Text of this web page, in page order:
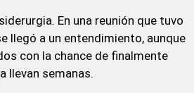
En una reunión que tuvo
llegó a un entendimiento, aunque
con la chance de finalmente
llevan semanas.